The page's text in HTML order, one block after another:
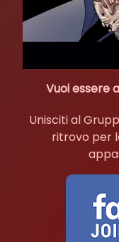
Vuoi essere
Unisciti al
ritrovo per